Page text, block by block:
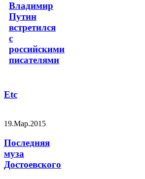
Владимир
Путин
встретился
с
российскими
писателями
Etc
19.Мар.2015
Последняя
муза
Достоевского